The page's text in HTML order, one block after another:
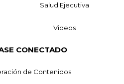
Salud Ejecutiva
Videos
CONECTADO
de Contenidos